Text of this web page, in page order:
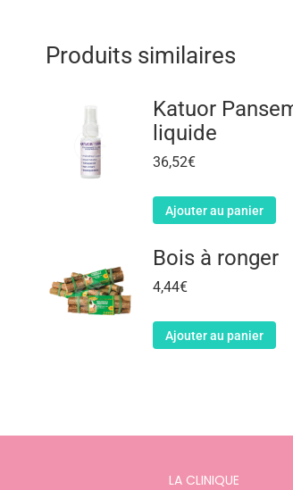
Produits similaires
Katuor
liquide
36,52€
Ajouter au panier
Bois à ronger
4,44€
Ajouter au panier
LA CLINIQUE